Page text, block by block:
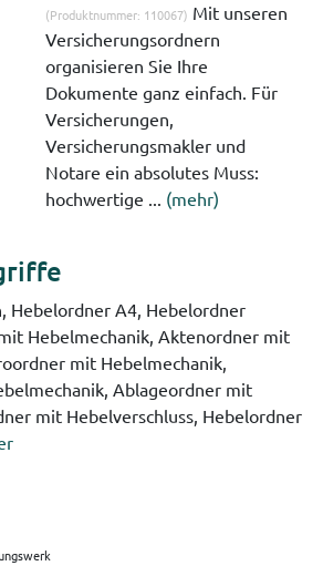
(Produktnummer: 110067) Mit unseren
Versicherungsordnern
organisieren Sie Ihre
Dokumente ganz einfach. Für
Versicherungen,
Versicherungsmakler und
Notare ein absolutes Muss:
hochwertige ... (mehr)
Hebelordner A4, Hebelordner
Hebelmechanik, Aktenordner mit
mit Hebelmechanik,
Ablageordner mit
mit Hebelverschluss, Hebelordner